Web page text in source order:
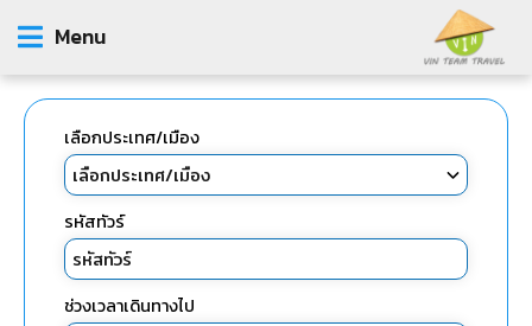
Menu
เลือกประเทศ/เมือง
รหัสทัวร์
ช่วงเวลาเดินทางไป